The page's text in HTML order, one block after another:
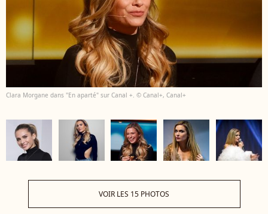
Clara Morgane dans "En aparté" sur Canal +. © Canal+, Canal+
VOIR LES 15 PHOTOS